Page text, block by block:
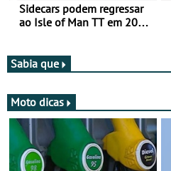
Sidecars podem regressar
ao Isle of Man TT em 2027
Sabia que
Moto dicas